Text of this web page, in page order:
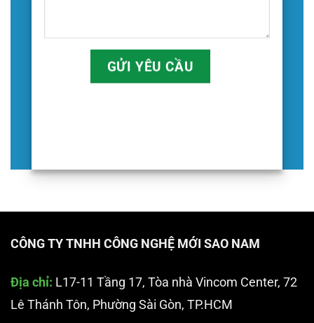
CÔNG TY TNHH CÔNG NGHỆ MỚI SAO NAM
Địa chỉ: L17-11 Tầng 17, Tòa nhà Vincom Center, 72
Lê Thánh Tôn, Phường Sài Gòn, TP.HCM